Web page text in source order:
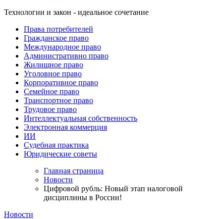
Технологии и закон - идеальное сочетание
Права потребителей
Гражданское право
Международное право
Административно право
Жилищное право
Уголовное право
Корпоративное право
Семейное право
Транспортное право
Трудовое право
Интеллектуальная собственность
Электронная коммерция
ИИ
Судебная практика
Юридические советы
Главная страница
Новости
Цифровой рубль: Новый этап налоговой
дисциплины в России!
Новости